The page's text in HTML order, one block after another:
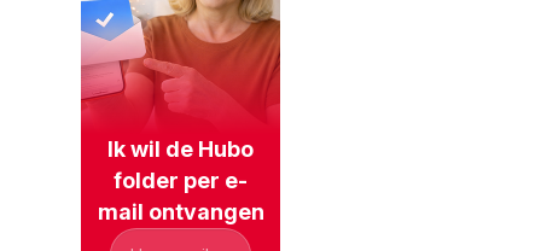
Ik wil de Hubo
folder per e-
mail ontvangen